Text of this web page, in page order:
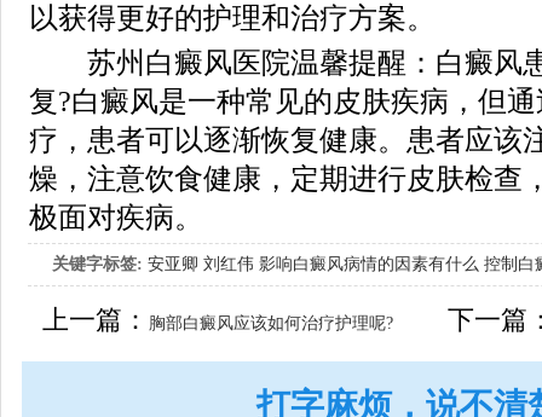
以获得更好的护理和治疗方案。
苏州白癜风医院温馨提醒：白癜风
复?白癜风是一种常见的皮肤疾病，但
疗，患者可以逐渐恢复健康。患者应该
燥，注意饮食健康，定期进行皮肤检查
极面对疾病。
关键字标签: 安亚卿 刘红伟 影响白癜风病情的因素有什么 控制白
女生应该如何治疗呢
上一篇： 胸部白癜风应该如何治疗护理呢? 下一篇
打字麻烦，说不清